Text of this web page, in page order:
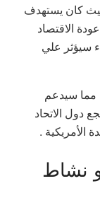
حيث كان يستهدف
الاقتصاد
سيؤثر علي
مما سيدعم
دول الاتحاد
الأمريكية .
نشاط